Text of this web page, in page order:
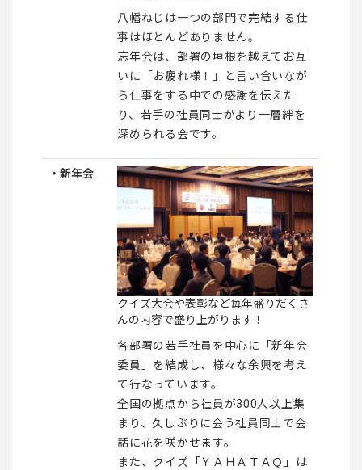
八幡ねじは一つの部門で完結する仕
事はほとんどありません。
忘年会は、部署の垣根を越えてお互
いに「お疲れ様！」と言い合いなが
ら仕事をする中での感謝を伝えた
り、若手の社員同士がより一層絆を
深められる会です。
・新年会
クイズ大会や表彰など毎年盛りだくさ
んの内容で盛り上がります！
各部署の若手社員を中心に「新年会
委員」を結成し、様々な余興を考え
て行なっています。
全国の拠点から社員が300人以上集
まり、久しぶりに会う社員同士で会
話に花を咲かせます。
また、クイズ「ＹＡＨＡＴＡＱ」は